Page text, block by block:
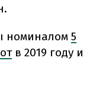
номиналом 5
в 2019 году и